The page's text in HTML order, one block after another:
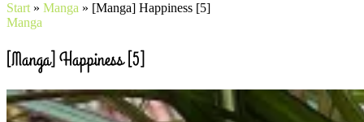
Start » Manga » [Manga] Happiness [5]
Manga
[Manga] Happiness [5]